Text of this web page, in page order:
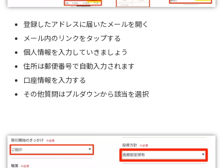
登録したアドレスに届いたメールを開く
メール内のリンクをタップする
個人情報を入力していきましょう
住所は郵便番号で自動入力されます
口座情報を入力する
その他質問はプルダウンから該当を選択